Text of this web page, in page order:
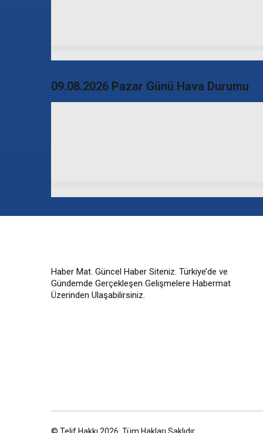
09.08.2026 Pazar Günü Hava Durumu
Haber Mat. Güncel Haber Siteniz. Türkiye’de ve
Gündemde Gerçekleşen Gelişmelere Habermat
Üzerinden Ulaşabilirsiniz.